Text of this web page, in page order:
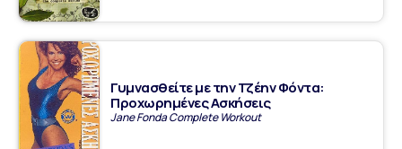
Γυμνασθείτε με την Τζέην Φόντα:
Προχωρημένες Ασκήσεις
Jane Fonda Complete Workout